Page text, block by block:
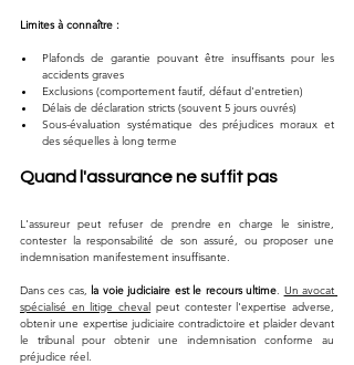
Limites à connaître :
Plafonds de garantie pouvant être insuffisants pour les
accidents graves
Exclusions (comportement fautif, défaut d'entretien)
Délais de déclaration stricts (souvent 5 jours ouvrés)
Sous-évaluation systématique des préjudices moraux et
des séquelles à long terme
Quand l'assurance ne suffit pas
L'assureur peut refuser de prendre en charge le sinistre,
contester la responsabilité de son assuré, ou proposer une
indemnisation manifestement insuffisante.
Dans ces cas, la voie judiciaire est le recours ultime. Un avocat
spécialisé en litige cheval peut contester l'expertise adverse,
obtenir une expertise judiciaire contradictoire et plaider devant
le tribunal pour obtenir une indemnisation conforme au
préjudice réel.